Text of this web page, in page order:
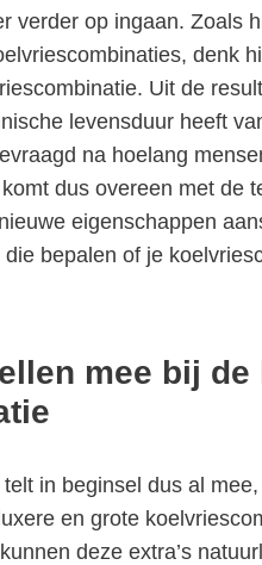
verder op ingaan. Zoals
denk
Uit de
levensduur heeft
na hoelang
dus overeen met de
eigenschappen
bepalen of je
mee bij
in beginsel dus al
en grote
deze extra’s